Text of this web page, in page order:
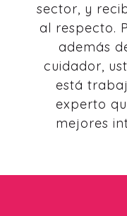
sector, y
al respecto.
además
cuidador,
está
experto
mejores